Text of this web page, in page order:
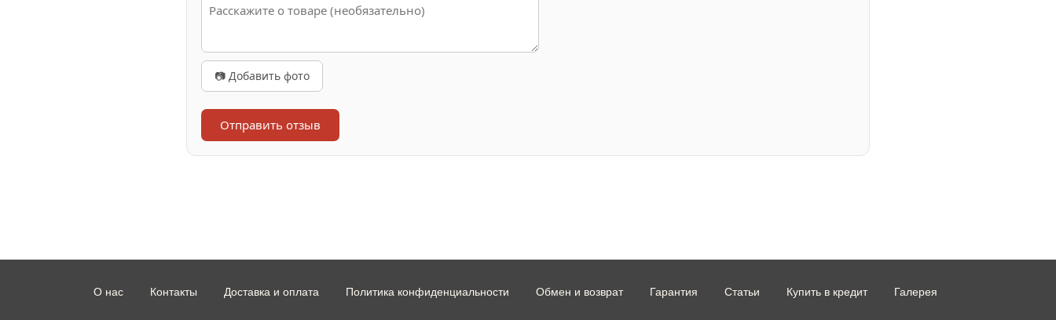
📷 Добавить фото
Отправить отзыв
О нас Контакты Доставка и оплата Политика конфиденциальности Обмен и возврат Гарантия Статьи Купить в кредит Галерея